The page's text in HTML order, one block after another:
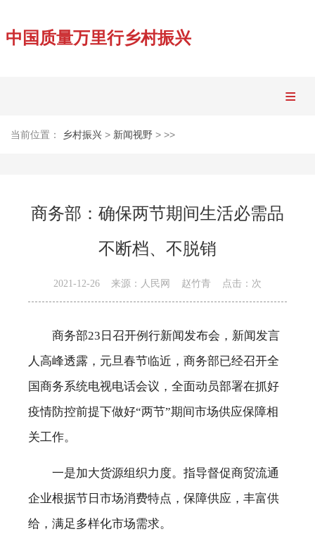
中国质量万里行乡村振兴
新闻视野
农产电商
乡人乡情
当前位置： 乡村振兴 > 新闻视野 > >>
商务部：确保两节期间生活必需品
不断档、不脱销
2021-12-26 来源：人民网 赵竹青 点击： 次
商务部23日召开例行新闻发布会，新闻发言
人高峰透露，元旦春节临近，商务部已经召开全
国商务系统电视电话会议，全面动员部署在抓好
疫情防控前提下做好“两节”期间市场供应保障相
关工作。
一是加大货源组织力度。指导督促商贸流通
企业根据节日市场消费特点，保障供应，丰富供
给，满足多样化市场需求。